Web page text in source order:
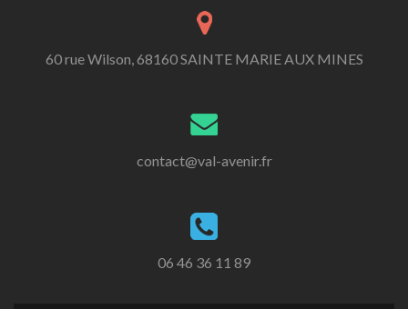
60 rue Wilson, 68160 SAINTE MARIE AUX MINES
contact@val-avenir.fr
06 46 36 11 89